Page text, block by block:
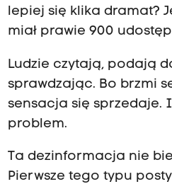
lepiej się klika dramat?
miał prawie 900
Ludzie czytają, podają
sprawdzając. Bo brzmi
sensacja się sprzedaje. I
problem.
Ta dezinformacja nie
Pierwsze tego typu